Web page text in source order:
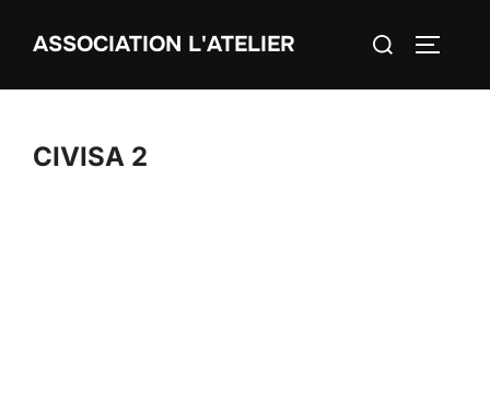
ASSOCIATION L'ATELIER Rechercher :
CIVISA 2